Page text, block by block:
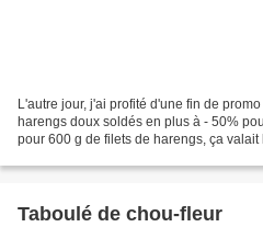
L'autre jour, j'ai profité d'une fin de
harengs doux soldés en plus à - 50%
pour 600 g de filets de harengs, ça
Taboulé de chou-fleur